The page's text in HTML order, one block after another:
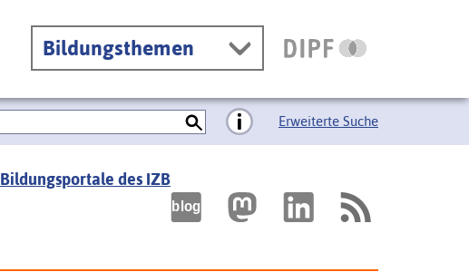
Bildungsthemen
Erweiterte Suche
Bildungsportale des IZB